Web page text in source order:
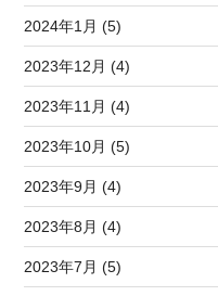
2024年1月 (5)
2023年12月 (4)
2023年11月 (4)
2023年10月 (5)
2023年9月 (4)
2023年8月 (4)
2023年7月 (5)